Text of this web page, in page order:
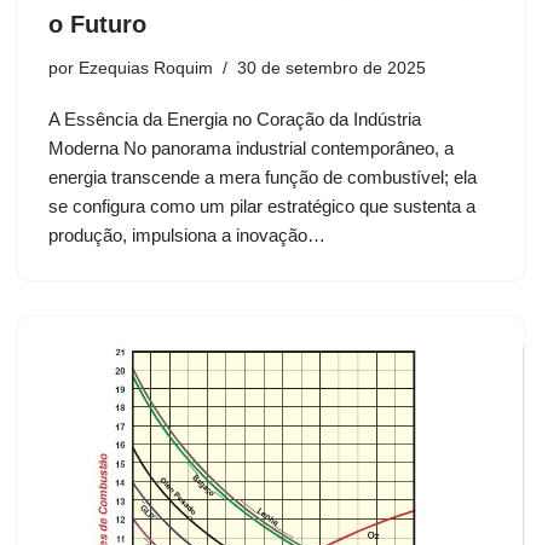
o Futuro
por Ezequias Roquim 30 de setembro de 2025
A Essência da Energia no Coração da Indústria
Moderna No panorama industrial contemporâneo, a
energia transcende a mera função de combustível; ela
se configura como um pilar estratégico que sustenta a
produção, impulsiona a inovação…